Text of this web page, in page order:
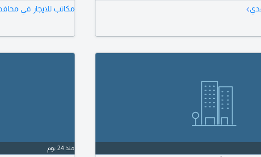
› مكاتب للايجار في
منذ 24 يوم